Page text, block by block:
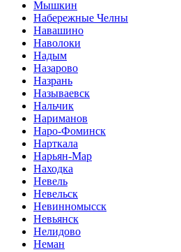
Мышкин
Набережные Челны
Навашино
Наволоки
Надым
Назарово
Назрань
Называевск
Нальчик
Нариманов
Наро-Фоминск
Нарткала
Нарьян-Мар
Находка
Невель
Невельск
Невинномысск
Невьянск
Нелидово
Неман